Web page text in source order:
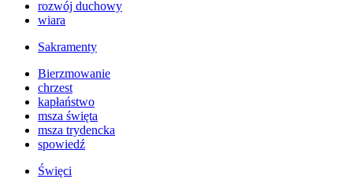
rozwój duchowy
wiara
Sakramenty
Bierzmowanie
chrzest
kapłaństwo
msza święta
msza trydencka
spowiedź
Święci